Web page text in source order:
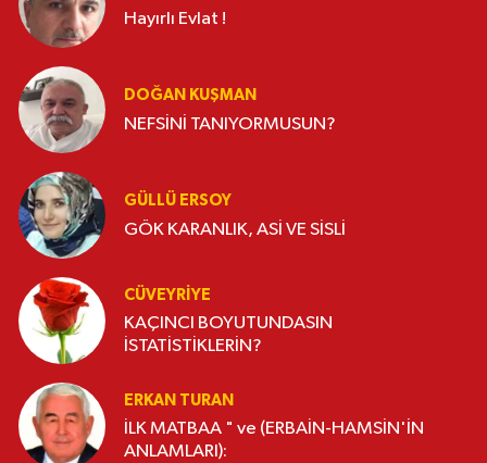
Hayırlı Evlat !
DOĞAN KUŞMAN
NEFSİNİ TANIYORMUSUN?
GÜLLÜ ERSOY
GÖK KARANLIK, ASİ VE SİSLİ
CÜVEYRIYE
KAÇINCI BOYUTUNDASIN
İSTATİSTİKLERİN?
ERKAN TURAN
İLK MATBAA " ve (ERBAİN-HAMSİN'İN
ANLAMLARI):